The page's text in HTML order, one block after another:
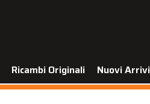
Ricambi Originali Nuovi Arrivi